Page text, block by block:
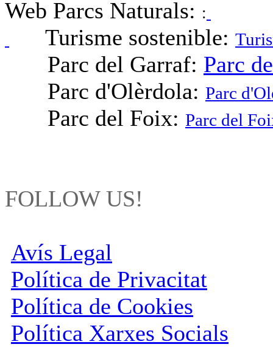
Web Parcs Naturals: :
Turisme sostenible:
Parc del Garraf: Parc
Parc d'Olèrdola: Parc
Parc del Foix: Parc del
FOLLOW US!
Avís Legal
Política de Privacitat
Política de Cookies
Política Xarxes Socials